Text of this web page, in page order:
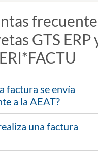
GTS ERP
factura se envía
a la AEAT?
una factura